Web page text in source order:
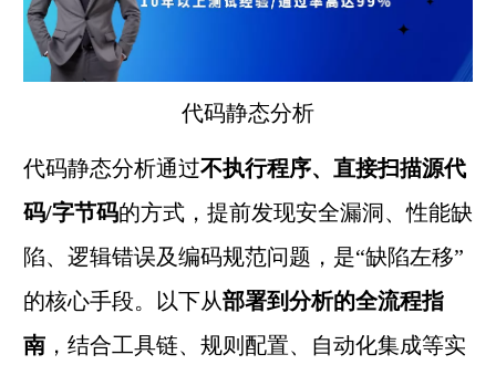
代码静态分析
代码静态分析通过不执行程序、直接扫描源代
码/字节码的方式，提前发现安全漏洞、性能缺
陷、逻辑错误及编码规范问题，是“缺陷左移”
的核心手段。以下从部署到分析的全流程指
南 ，结合工具链、规则配置、自动化集成等实